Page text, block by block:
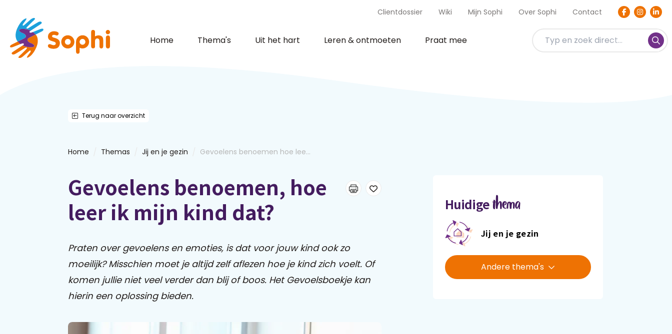
Clientdossier Wiki Mijn Sophi Over Sophi Contact
Home Thema's Uit het hart Leren & ontmoeten Praat mee
Terug naar overzicht
Home Themas Jij en je gezin Gevoelens benoemen hoe lee...
Gevoelens benoemen, hoe
leer ik mijn kind dat?
Praten over gevoelens en emoties, is dat voor jouw kind ook zo
moeilijk? Misschien moet je altijd zelf aflezen hoe je kind zich voelt. Of
komen jullie niet veel verder dan blij of boos. Het Gevoelsboekje kan
hierin een oplossing bieden.
Huidigethema
Jij en je gezin
Andere thema's